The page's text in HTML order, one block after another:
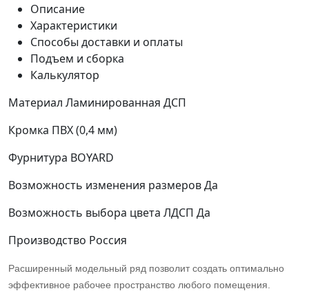
Описание
Характеристики
Способы доставки и оплаты
Подъем и сборка
Калькулятор
Материал Ламинированная ДСП
Кромка ПВХ (0,4 мм)
Фурнитура BOYARD
Возможность изменения размеровДа
Возможность выбора цвета ЛДСП Да
Производство Россия
Расширенный модельный ряд позволит создать оптимально
эффективное рабочее пространство любого помещения.